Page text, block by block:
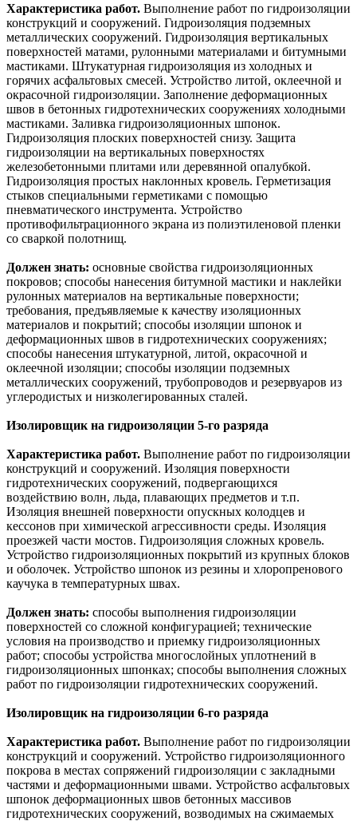
Характеристика работ. Выполнение работ по гидроизоляции
конструкций и сооружений. Гидроизоляция подземных
металлических сооружений. Гидроизоляция вертикальных
поверхностей матами, рулонными материалами и битумными
мастиками. Штукатурная гидроизоляция из холодных и
горячих асфальтовых смесей. Устройство литой, оклеечной и
окрасочной гидроизоляции. Заполнение деформационных
швов в бетонных гидротехнических сооружениях холодными
мастиками. Заливка гидроизоляционных шпонок.
Гидроизоляция плоских поверхностей снизу. Защита
гидроизоляции на вертикальных поверхностях
железобетонными плитами или деревянной опалубкой.
Гидроизоляция простых наклонных кровель. Герметизация
стыков специальными герметиками с помощью
пневматического инструмента. Устройство
противофильтрационного экрана из полиэтиленовой пленки
со сваркой полотнищ.
Должен знать: основные свойства гидроизоляционных
покровов; способы нанесения битумной мастики и наклейки
рулонных материалов на вертикальные поверхности;
требования, предъявляемые к качеству изоляционных
материалов и покрытий; способы изоляции шпонок и
деформационных швов в гидротехнических сооружениях;
способы нанесения штукатурной, литой, окрасочной и
оклеечной изоляции; способы изоляции подземных
металлических сооружений, трубопроводов и резервуаров из
углеродистых и низколегированных сталей.
Изолировщик на гидроизоляции 5-го разряда
Характеристика работ. Выполнение работ по гидроизоляции
конструкций и сооружений. Изоляция поверхности
гидротехнических сооружений, подвергающихся
воздействию волн, льда, плавающих предметов и т.п.
Изоляция внешней поверхности опускных колодцев и
кессонов при химической агрессивности среды. Изоляция
проезжей части мостов. Гидроизоляция сложных кровель.
Устройство гидроизоляционных покрытий из крупных блоков
и оболочек. Устройство шпонок из резины и хлоропренового
каучука в температурных швах.
Должен знать: способы выполнения гидроизоляции
поверхностей со сложной конфигурацией; технические
условия на производство и приемку гидроизоляционных
работ; способы устройства многослойных уплотнений в
гидроизоляционных шпонках; способы выполнения сложных
работ по гидроизоляции гидротехнических сооружений.
Изолировщик на гидроизоляции 6-го разряда
Характеристика работ. Выполнение работ по гидроизоляции
конструкций и сооружений. Устройство гидроизоляционного
покрова в местах сопряжений гидроизоляции с закладными
частями и деформационными швами. Устройство асфальтовых
шпонок деформационных швов бетонных массивов
гидротехнических сооружений, возводимых на сжимаемых